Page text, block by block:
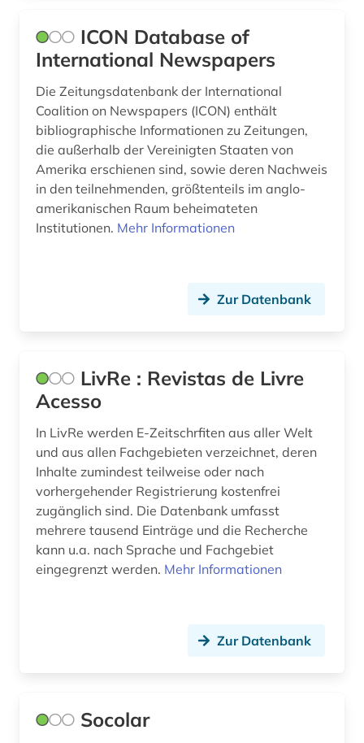
literatur (3)
literaturkritik (1)
literaturwissenschaft (3)
massenkommunikation (3)
mla international bibliography of books and
articles on the modern languages and literatures
(1)
münchen (1)
naturschutz (1)
naturwissenschaften (1)
newsletter (1)
newspaper articles (1)
niedersachsen (1)
niger (1)
ICON Database of
International Newspapers
Die Zeitungsdatenbank der International
Coalition on Newspapers (ICON) enthält
bibliographische Informationen zu Zeitungen,
die außerhalb der Vereinigten Staaten von
Amerika erschienen sind, sowie deren Nachweis
in den teilnehmenden, größtenteils im anglo-
amerikanischen Raum beheimateten
Institutionen. Mehr Informationen
Zur Datenbank
LivRe : Revistas de Livre
Acesso
In LivRe werden E-Zeitschrfiten aus aller Welt
und aus allen Fachgebieten verzeichnet, deren
Inhalte zumindest teilweise oder nach
vorhergehender Registrierung kostenfrei
zugänglich sind. Die Datenbank umfasst
mehrere tausend Einträge und die Recherche
kann u.a. nach Sprache und Fachgebiet
eingegrenzt werden. Mehr Informationen
Zur Datenbank
Socolar